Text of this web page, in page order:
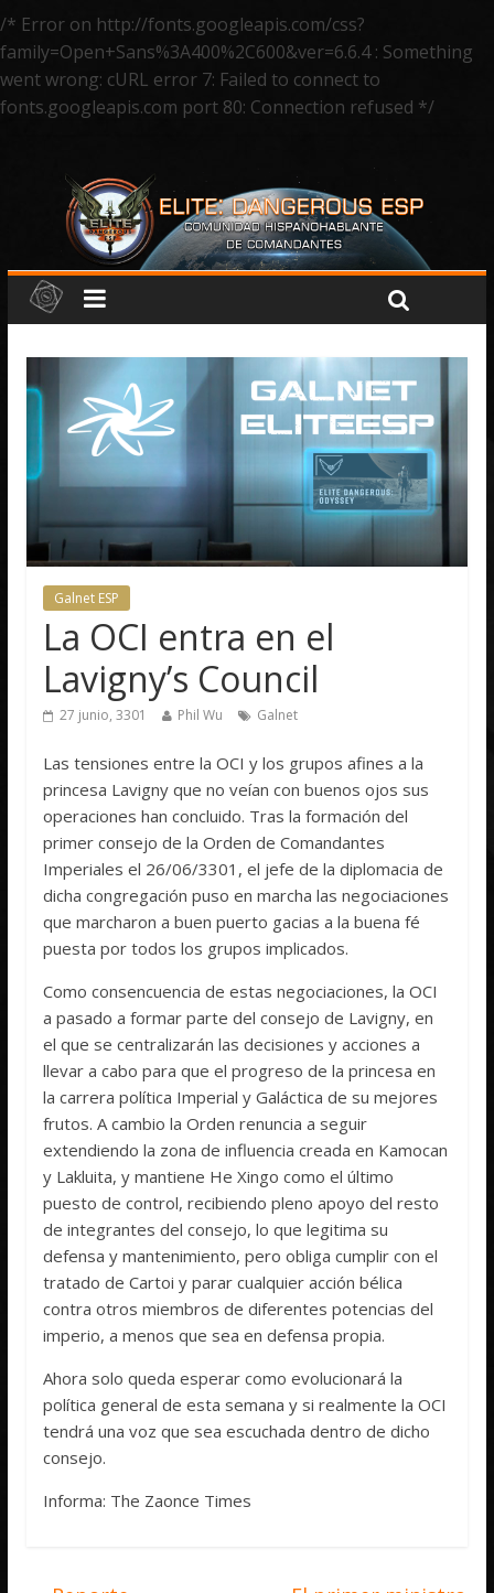
/* Error on http://fonts.googleapis.com/css?
family=Open+Sans%3A400%2C600&ver=6.6.4 : Something
went wrong: cURL error 7: Failed to connect to
fonts.googleapis.com port 80: Connection refused */
Galnet ESP
La OCI entra en el
Lavigny’s Council
27 junio, 3301 Phil Wu Galnet
Las tensiones entre la OCI y los grupos afines a la
princesa Lavigny que no veían con buenos ojos sus
operaciones han concluido. Tras la formación del
primer consejo de la Orden de Comandantes
Imperiales el 26/06/3301, el jefe de la diplomacia de
dicha congregación puso en marcha las negociaciones
que marcharon a buen puerto gacias a la buena fé
puesta por todos los grupos implicados.
Como consencuencia de estas negociaciones, la OCI
a pasado a formar parte del consejo de Lavigny, en
el que se centralizarán las decisiones y acciones a
llevar a cabo para que el progreso de la princesa en
la carrera política Imperial y Galáctica de su mejores
frutos. A cambio la Orden renuncia a seguir
extendiendo la zona de influencia creada en Kamocan
y Lakluita, y mantiene He Xingo como el último
puesto de control, recibiendo pleno apoyo del resto
de integrantes del consejo, lo que legitima su
defensa y mantenimiento, pero obliga cumplir con el
tratado de Cartoi y parar cualquier acción bélica
contra otros miembros de diferentes potencias del
imperio, a menos que sea en defensa propia.
Ahora solo queda esperar como evolucionará la
política general de esta semana y si realmente la OCI
tendrá una voz que sea escuchada dentro de dicho
consejo.
Informa: The Zaonce Times